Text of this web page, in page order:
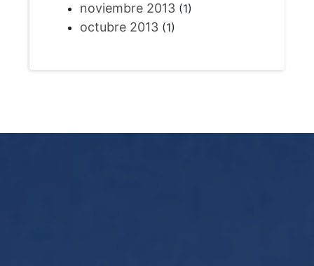
noviembre 2013(1)
octubre 2013(1)